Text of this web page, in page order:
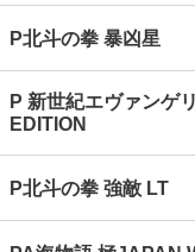
P北斗の拳 暴凶星
P 新世紀エヴァンゲ
EDITION
P北斗の拳 強敵 LT